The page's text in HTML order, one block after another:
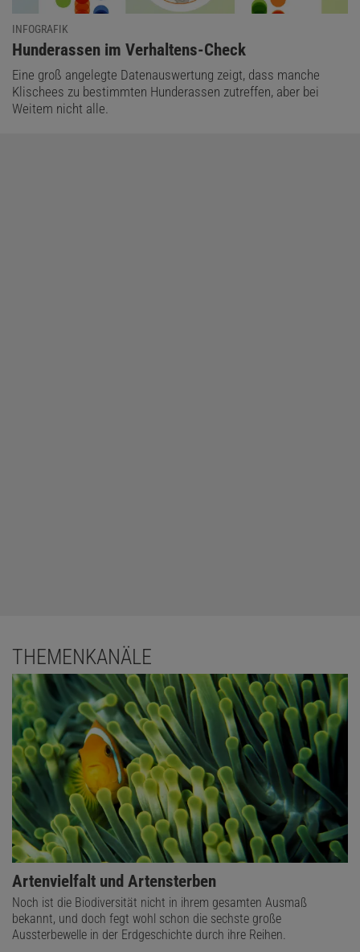
INFOGRAFIK
:
Hunderassen im Verhaltens-Check
Eine groß angelegte Datenauswertung zeigt, dass manche
Klischees zu bestimmten Hunderassen zutreffen, aber bei
Weitem nicht alle.
THEMENKANÄLE
Artenvielfalt und Artensterben
Noch ist die Biodiversität nicht in ihrem gesamten Ausmaß
bekannt, und doch fegt wohl schon die sechste große
Aussterbewelle in der Erdgeschichte durch ihre Reihen.